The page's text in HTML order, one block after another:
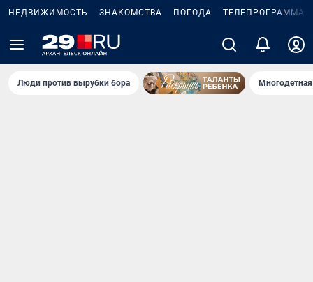
НЕДВИЖИМОСТЬ ЗНАКОМСТВА ПОГОДА ТЕЛЕПРОГРАММА
Люди против вырубки бора